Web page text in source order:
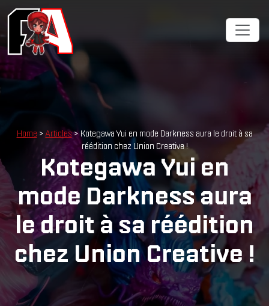
Home > Articles> Kotegawa Yui en mode Darkness aura le droit à sa
réédition chez Union Creative !
Kotegawa Yui en
mode Darkness aura
le droit à sa réédition
chez Union Creative !